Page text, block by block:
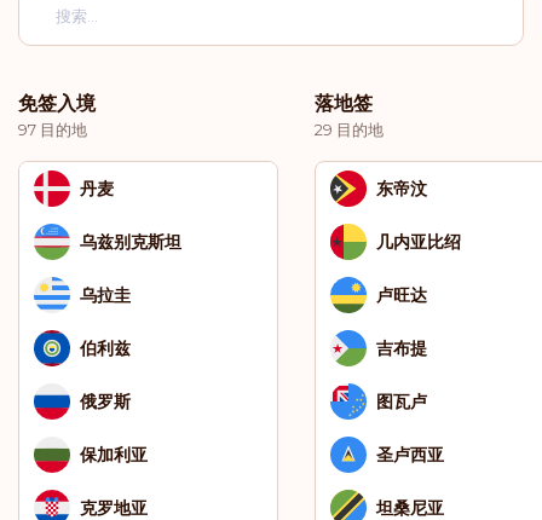
免签入境
97 目的地
丹麦
乌兹别克斯坦
乌拉圭
伯利兹
俄罗斯
保加利亚
克罗地亚
落地签
29 目的地
东帝汶
几内亚比绍
卢旺达
吉布提
图瓦卢
圣卢西亚
坦桑尼亚